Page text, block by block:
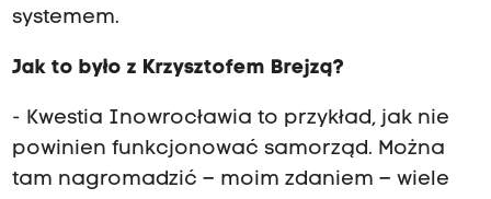
systemem.
Jak to było z Krzysztofem Brejzą?
- Kwestia Inowrocławia to przykład, jak nie
powinien funkcjonować samorząd. Można
tam nagromadzić – moim zdaniem – wiele